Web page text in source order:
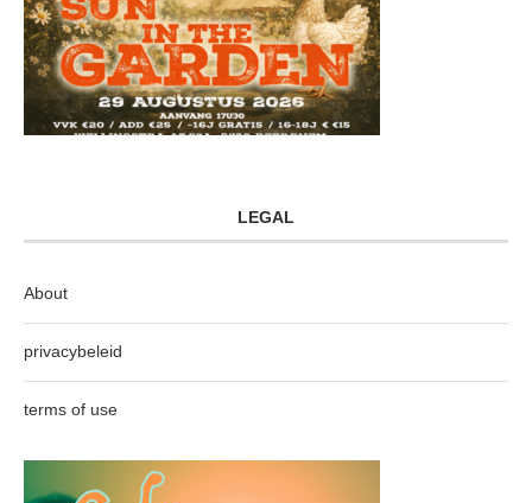
LEGAL
About
privacybeleid
terms of use